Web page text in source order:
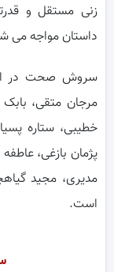
زنی مستقل و
داستان مواجه می
سروش صحت در این
مرجان متقی،
خطیبی، ستاره
پژمان بازغی،
مدیری، مجید
است.